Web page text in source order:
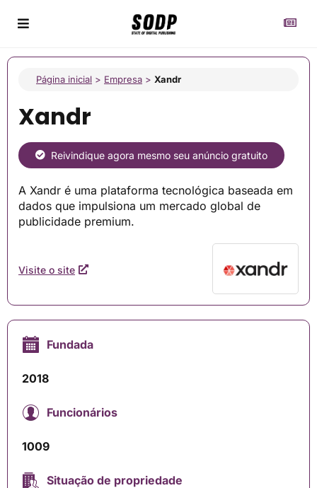
Página inicial > Empresa > Xandr
Xandr
Reivindique agora mesmo seu anúncio gratuito
A Xandr é uma plataforma tecnológica baseada em
dados que impulsiona um mercado global de
publicidade premium.
Visite o site
Fundada
2018
Funcionários
1009
Situação de propriedade